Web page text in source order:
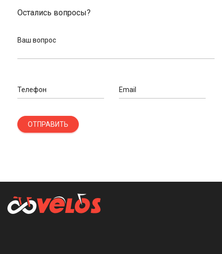
Остались вопросы?
Ваш вопрос
Телефон Email
ОТПРАВИТЬ